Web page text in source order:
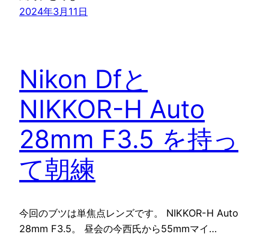
2024年3月11日
Nikon Dfと
NIKKOR-H Auto
28mm F3.5 を持っ
て朝練
今回のブツは単焦点レンズです。 NIKKOR-H Auto
28mm F3.5。 昼会の今西氏から55mmマイ…